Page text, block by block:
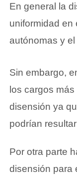
En general la
uniformidad en
autónomas y el
Sin embargo,
los cargos
disensión ya
podrían
Por otra parte
disensión para